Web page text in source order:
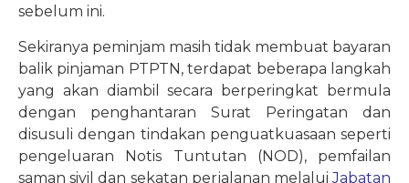
sebelum ini.
Sekiranya peminjam masih tidak membuat bayaran
balik pinjaman PTPTN, terdapat beberapa langkah
yang akan diambil secara berperingkat bermula
dengan penghantaran Surat Peringatan dan
disusuli dengan tindakan penguatkuasaan seperti
pengeluaran Notis Tuntutan (NOD), pemfailan
saman sivil dan sekatan perjalanan melaluiJabatan